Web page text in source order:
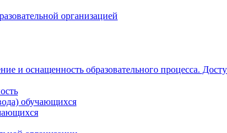
организацией
и оснащенность образовательного процесса.
обучающихся